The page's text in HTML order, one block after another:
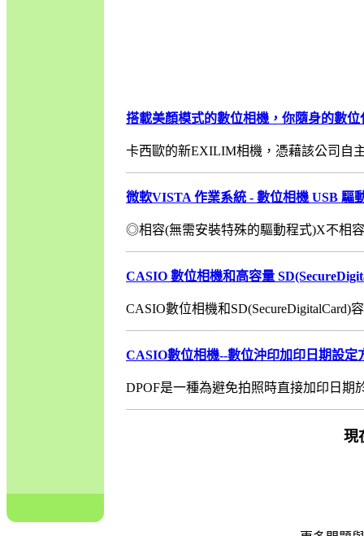
搭載美顏模式的數位相機，你隨身的數
卡西歐的新EXILIM相機，憑藉該公司自
微軟VISTA 作業系統 - 數位相機 USB 驅
◎相容(無需安裝特殊的驅動程式)X不相
CASIO 數位相機和高容量
CASIO數位相機和SD(SecureDigitalCard)
CASIO數位相機--數位沖印加印日期設定
DPOF是一種為避免拍照時直接加印日期
現